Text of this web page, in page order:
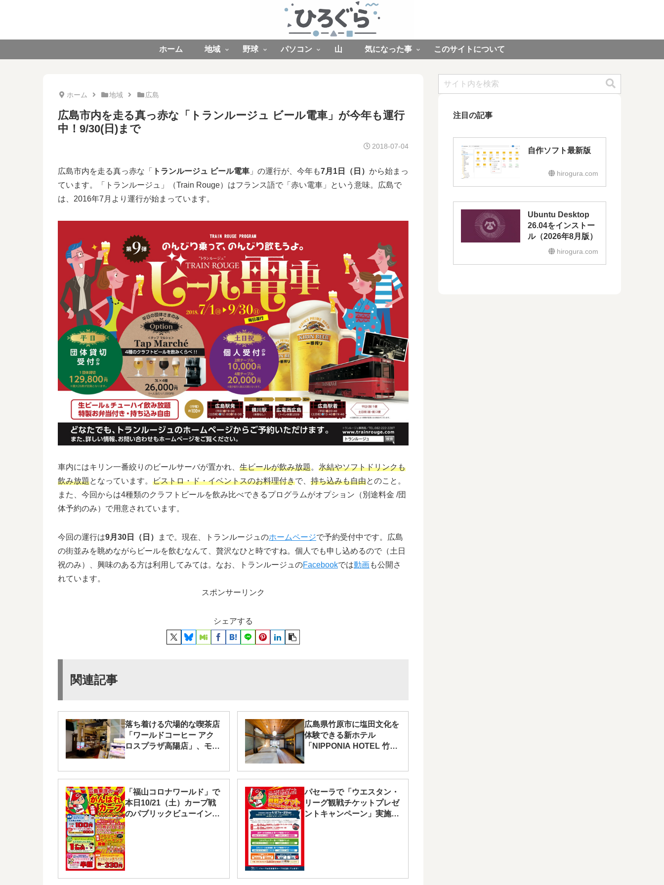
ホーム 地域 野球 パソコン 山 気になった事 このサイトについて
ホーム 地域 広島
広島市内を走る真っ赤な「トランルージュ ビール電車」が今年も運行
中！9/30(日)まで
2018-07-04
広島市内を走る真っ赤な「 トランルージュ ビール電車 」の運行が、今年も7月1日（日） から始まっ
ています。「トランルージュ」（Train Rouge）はフランス語で「赤い電車」という意味。広島で
は、2016年7月より運行が始まっています。
車内にはキリン一番絞りのビールサーバが置かれ、 生ビールが飲み放題。 氷結やソフトドリンクも
飲み放題となっています。 ビストロ・ド・イベントスのお料理付きで、 持ち込みも自由とのこと。
また、今回からは4種類のクラフトビールを飲み比べできるプログラムがオプション（別途料金 /団
体予約のみ）で用意されています。
今回の運行は9月30日（日） まで。現在、トランルージュのホームページで予約受付中です。広島
の街並みを眺めながらビールを飲むなんて、贅沢なひと時ですね。個人でも申し込めるので（土日
祝のみ）、興味のある方は利用してみては。なお、トランルージュのFacebookでは動画も公開さ
れています。
スポンサーリンク
シェアする
関連記事
落ち着ける穴場的な喫茶店
「ワールドコーヒー アク
ロスプラザ高陽店」、モー
広島県竹原市に塩田文化を
体験できる新ホテル
「NIPPONIA HOTEL 竹原
製 塩町」が8/1(木)グラン
「福山コロナワールド」で
本日10/21（土）カープ戦
のパブリックビューイング
パセーラで「ウエスタン・
リーグ観戦チケットプレゼ
ントキャンペーン」実施
注目の記事
自作ソフト最新版
hirogura.com
Ubuntu Desktop
26.04をインストー
ル（2026年8月版）
hirogura.com